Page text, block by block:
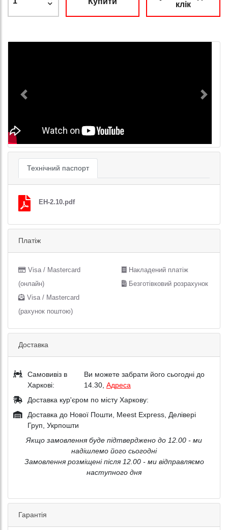
клік
Previous Next
Технічний паспорт
EH-2.10.pdf
Платіж
Visa / Mastercard
(онлайн)
Visa / Mastercard
(рахунок поштою)
Накладений платіж
Безготівковий розрахунок
Доставка
Самовивіз в
Харкові:
Ви можете забрати його сьогодні до
14.30, Адреса
Доставка кур'єром по місту Харкову:
Доставка до Нової Пошти, Meest Express, Делівері
Груп, Укрпошти
Якщо замовлення буде підтверджено до 12.00 - ми
надішлемо його сьогодні
Замовлення розміщені після 12.00 - ми відправляємо
наступного дня
Гарантія